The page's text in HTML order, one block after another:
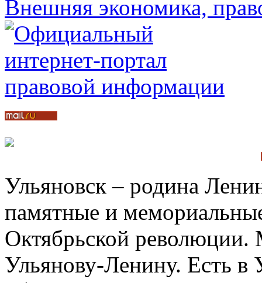
Ульяновск – родина
памятные и
Октябрьской
Ульянову-Ленину. Есть в